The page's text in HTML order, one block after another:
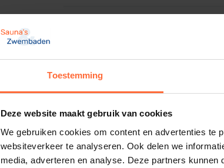
Toestemming
Deze website maakt gebruik van cookies
We gebruiken cookies om content en advertenties te
websiteverkeer te analyseren. Ook delen we
media, adverteren en analyse. Deze partners